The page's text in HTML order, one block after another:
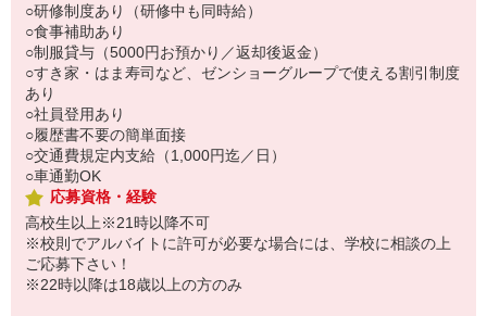
○研修制度あり（研修中も同時給）
○食事補助あり
○制服貸与（5000円お預かり／返却後返金）
○すき家・はま寿司など、ゼンショーグループで使える割引制度
あり
○社員登用あり
○履歴書不要の簡単面接
○交通費規定内支給（1,000円迄／日）
○車通勤OK
応募資格・経験
高校生以上※21時以降不可
※校則でアルバイトに許可が必要な場合には、学校に相談の上
ご応募下さい！
※22時以降は18歳以上の方のみ